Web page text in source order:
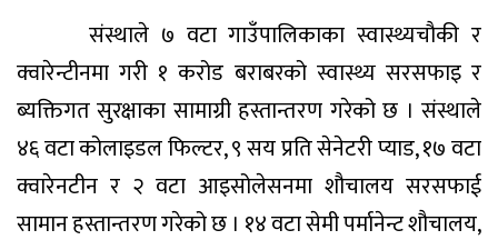
संस्थाले ७ वटा गाउँपालिकाका स्वास्थ्यचौकी र
क्वारेन्टीनमा गरी १ करोड बराबरको स्वास्थ्य सरसफाइ र
ब्यक्तिगत सुरक्षाका सामाग्री हस्तान्तरण गरेको छ । संस्थाले
४६ वटा कोलाइडल फिल्टर, ९ सय प्रति सेनेटरी प्याड, १७ वटा
क्वारेनटीन र २ वटा आइसोलेसनमा शौचालय सरसफाई
सामान हस्तान्तरण गरेको छ । १४ वटा सेमी पर्मानेन्ट शौचालय,